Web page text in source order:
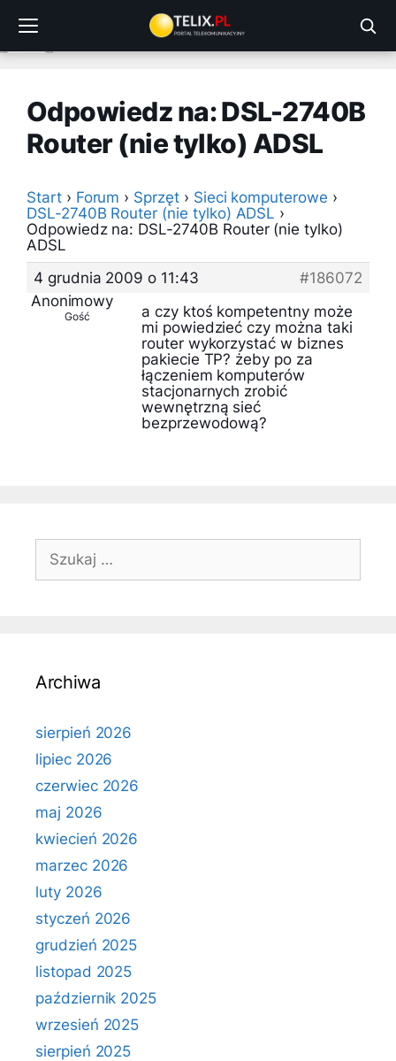
treści
Odpowiedz na: DSL-2740B
Router (nie tylko) ADSL
Start › Forum › Sprzęt › Sieci komputerowe ›
DSL-2740B Router (nie tylko) ADSL ›
Odpowiedz na: DSL-2740B Router (nie tylko)
ADSL
4 grudnia 2009 o 11:43
#186072
Anonimowy
Gość
a czy ktoś kompetentny może
mi powiedzieć czy można taki
router wykorzystać w biznes
pakiecie TP? żeby po za
łączeniem komputerów
stacjonarnych zrobić
wewnętrzną sieć
bezprzewodową?
Szukaj:
Archiwa
sierpień 2026
lipiec 2026
czerwiec 2026
maj 2026
kwiecień 2026
marzec 2026
luty 2026
styczeń 2026
grudzień 2025
listopad 2025
październik 2025
wrzesień 2025
sierpień 2025